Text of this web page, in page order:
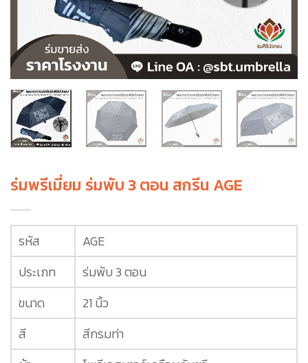
ร่มพรีเมี่ยม ร่มพับ 3 ตอน สกรีน AGE
รหัส
AGE
ประเภท
ร่มพับ 3 ตอน
ขนาด
21 นิ้ว
สี
สีกรมท่า